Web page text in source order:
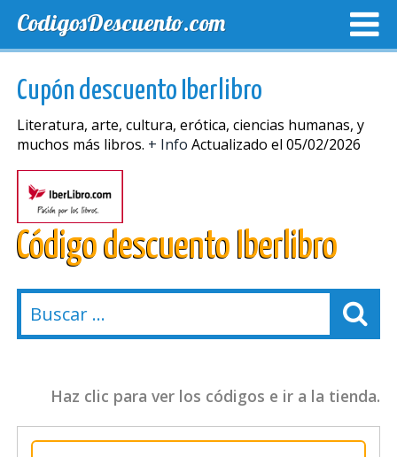
CodigosDescuento.com
Cupón descuento Iberlibro
Literatura, arte, cultura, erótica, ciencias humanas, y
muchos más libros. + Info Actualizado el 05/02/2026
Código descuento Iberlibro
Haz clic para ver los códigos e ir a la tienda.